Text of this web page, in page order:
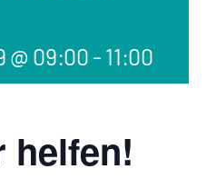
@ 09:00 - 11:00
helfen!